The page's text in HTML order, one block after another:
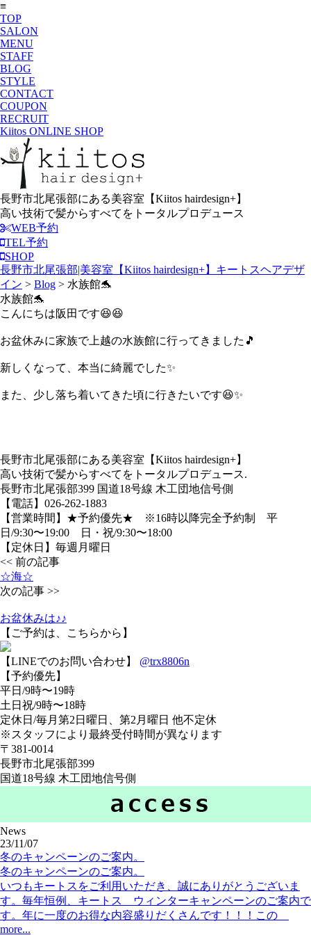
≡
TOP
SALON
MENU
STAFF
BLOG
STYLE
CONTACT
COUPON
RECRUIT
Kiitos ONLINE SHOP
長野市北尾張部にある美容室【Kiitos hairdesign+】
高い技術で髪からすべてをトータルプロデュース
WEB予約
TEL予約
SHOP
長野市北尾張部|美容室【Kiitos hairdesign+】キートスヘアデザ
イン > Blog > 水族館🐬
水族館🐬
こんにちは阪田です😆😆
お盆休みに家族で上越の水族館に行ってきました🎵
新しくなって、本当に綺麗でした✨
また、少し落ち着いてきた頃に行きたいです😆✨
長野市北尾張部にある美容室【Kiitos hairdesign+】
高い技術で髪からすべてをトータルプロデュース.
長野市北尾張部399 国道18号線 木工団地信号側
【電話】026-262-1883
【営業時間】★予約優先★ ※16時以降完全予約制 平
日/9:30〜19:00 日・祝/9:30〜18:00
【定休日】毎週月曜日
<< 前の記事
☆海☆
次の記事 >>
お盆休みは♪♪
【ご予約は、こちらから】
【LINEでのお問い合わせ】 @trx8806n
【予約優先】
平日/9時〜19時
土日祝/9時〜18時
定休日/毎月第2日曜日、第2月曜日 他不定休
※スタッフにより最終受付時間が異なります
〒381-0014
長野市北尾張部399
国道18号線 木工団地信号側
News
23/11/07
冬のキャンペーンのご案内。
冬のキャンペーンのご案内。
いつもキートスをご利用いただき、誠にありがとうございま
す。毎年恒例、キートス ウィンターキャンペーンのご案内で
す。年に一度のお得な内容盛りだくさんです！！！この
more...